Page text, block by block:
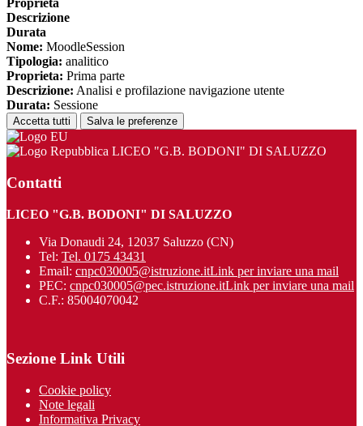
Proprieta
Descrizione
Durata
Nome: MoodleSession
Tipologia: analitico
Proprieta: Prima parte
Descrizione: Analisi e profilazione navigazione utente
Durata: Sessione
Accetta tutti Salva le preferenze
LICEO "G.B. BODONI" DI SALUZZO
Contatti
LICEO "G.B. BODONI" DI SALUZZO
Via Donaudi 24, 12037 Saluzzo (CN)
Tel: Tel. 0175 43431
Email: cnpc030005@istruzione.itLink per inviare una mail
PEC: cnpc030005@pec.istruzione.itLink per inviare una mail
C.F.: 85004070042
Sezione Link Utili
Cookie policy
Note legali
Informativa Privacy